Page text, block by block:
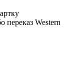
переказ Western